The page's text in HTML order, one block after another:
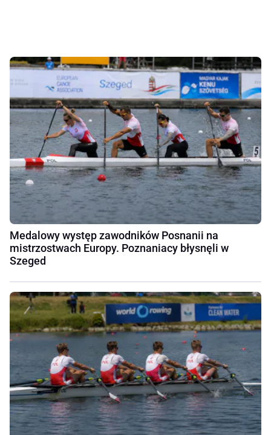
Medalowy występ zawodników Posnanii na
mistrzostwach Europy. Poznaniacy błysnęli w
Szeged